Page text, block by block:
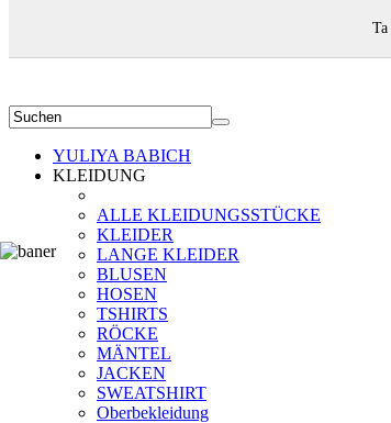
YULIYA BABICH
KLEIDUNG
ALLE KLEIDUNGSSTÜCKE
KLEIDER
LANGE KLEIDER
BLUSEN
HOSEN
TSHIRTS
RÖCKE
MÄNTEL
JACKEN
SWEATSHIRT
Oberbekleidung